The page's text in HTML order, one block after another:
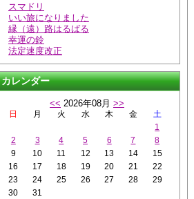
スマドリ
いい旅になりました
縁（遠）路はるばる
幸運の鈴
法定速度改正
カレンダー
<< 2026年08月 >>
日 月 火 水 木 金
土
1
2
3 4 5 6 7
8
9
10 11 12 13 14
15
16
17 18 19 20 21
22
23
24 25 26 27 28
29
30
31